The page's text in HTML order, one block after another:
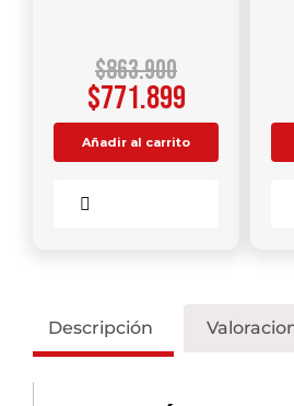
$863.900
$771.899
Añadir al carrito
Descripción